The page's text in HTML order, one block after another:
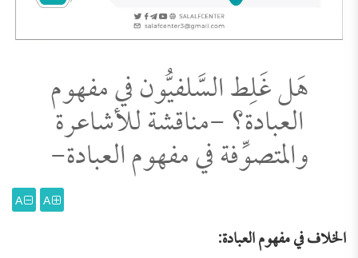
هَل غَلِط السَّلفيُّون في مفهوم
العبادة؟ -مناقشة للأشاعرة
والمتصوِّفة في مفهوم العبادة-
A
A
الخلاف في مفهوم العبادة: